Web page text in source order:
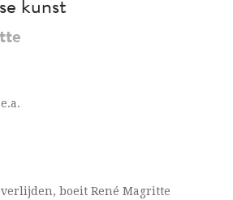
boeit René Magritte